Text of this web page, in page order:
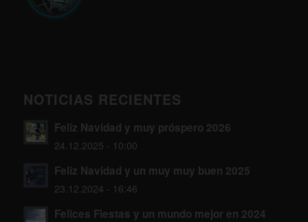
NOTICIAS RECIENTES
Feliz Navidad y muy próspero 2026
24.12.2025 - 10:00
Feliz Navidad y un muy muy buen 2025
23.12.2024 - 16:46
Felices Fiestas y un mundo mejor en 2024